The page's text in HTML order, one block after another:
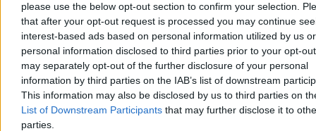
please use the below opt-out section to confirm your selection.
that after your opt-out request is processed you may continue
interest-based ads based on personal information utilized by us or
personal information disclosed to third parties prior to your opt-
may separately opt-out of the further disclosure of your personal
information by third parties on the IAB’s list of downstream
This information may also be disclosed by us to third parties on
List of Downstream Participants that may further disclose it to
parties.
Dwaj bracia topili się w zbiorniku. Stan jednego z
nich jest krytyczny